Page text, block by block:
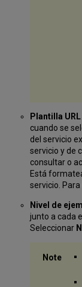
Plantilla URL
cuando se
del servicio
servicio y de
consultar o
Está
servicio.
Nivel de
junto a cada
Seleccionar